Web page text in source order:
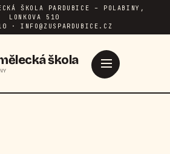
ŠKOLA PARDUBICE – POLABINY,
LONKOVA 510
· INFO@ZUSPARDUBICE.CZ
škola